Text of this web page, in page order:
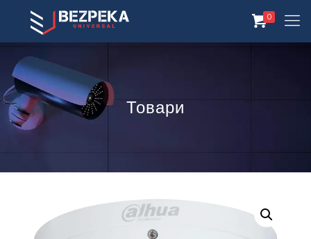
0
Товари